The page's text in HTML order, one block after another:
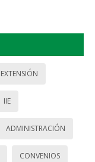
EXTENSIÓN
IIE
ADMINISTRACIÓN
CONVENIOS